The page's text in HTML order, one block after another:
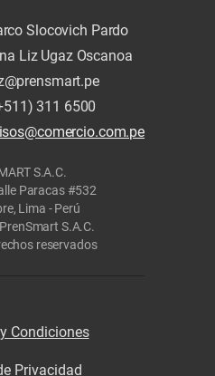
Slocovich Pardo
Liz Ugaz Oscanoa
311 6500
S.A.C.
Paracas #532
Lima - Perú
S.A.C.
reservados
Condiciones
Privacidad